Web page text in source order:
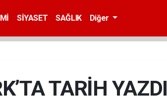
SİYASET SAĞLIK Diğer
TARİH YAZDI